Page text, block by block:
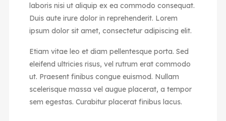
laboris nisi ut aliquip ex ea commodo consequat.
Duis aute irure dolor in reprehenderit. Lorem
ipsum dolor sit amet, consectetur adipiscing elit.
Etiam vitae leo et diam pellentesque porta. Sed
eleifend ultricies risus, vel rutrum erat commodo
ut. Praesent finibus congue euismod. Nullam
scelerisque massa vel augue placerat, a tempor
sem egestas. Curabitur placerat finibus lacus.